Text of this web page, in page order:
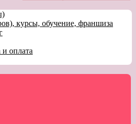
курсы, обучение, франшиза
и оплата